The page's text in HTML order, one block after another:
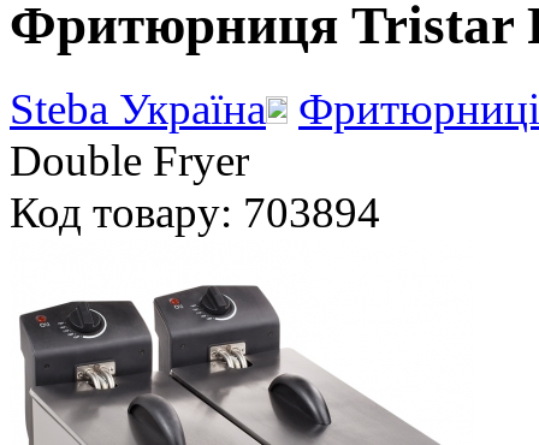
Фритюрниця Tristar
Steba Україна
Фритюрниці
Double Fryer
Код товару: 703894